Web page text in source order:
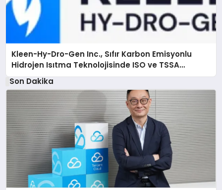
Kleen-Hy-Dro-Gen Inc., Sıfır Karbon Emisyonlu
Hidrojen Isıtma Teknolojisinde ISO ve TSSA
Düzenleyici Onaylarını Aldı
Son Dakika